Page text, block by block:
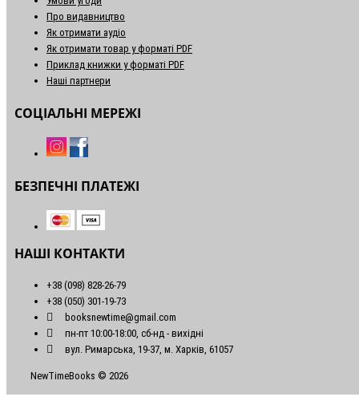
Про видавництво
Як отримати аудіо
Як отримати товар у форматі PDF
Приклад книжки у форматі PDF
Наші партнери
СОЦІАЛЬНІ МЕРЕЖІ
БЕЗПЕЧНІ ПЛАТЕЖІ
НАШІ КОНТАКТИ
+38 (098) 828-26-79
+38 (050) 301-19-73
booksnewtime@gmail.com
пн-пт 10:00-18:00, сб-нд - вихідні
вул. Римарська, 19-37, м. Харків, 61057
NewTimeBooks © 2026